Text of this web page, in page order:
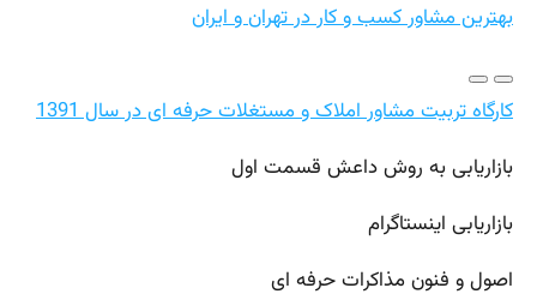
بهترین مشاور کسب و کار در تهران و ایران
کارگاه تربیت مشاور املاک و مستغلات حرفه ای در سال 1391
بازاریابی به روش داعش قسمت اول
بازاریابی اینستاگرام
اصول و فنون مذاکرات حرفه ای